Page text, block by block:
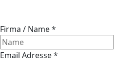
Firma / Name*
Email Adresse*